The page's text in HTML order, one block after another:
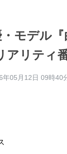
モデル
リティ
年05月12日 09時40